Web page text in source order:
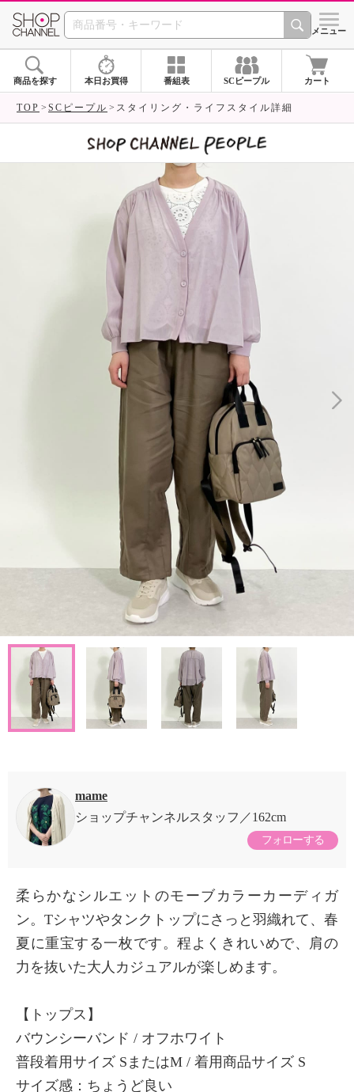
SHOP CHANNEL シメニュー
商品を探す 本日お買得 番組表 SCピープル カート
TOP SCピープル スタイリング・ライフスタイル詳細
mame
ショップチャンネルスタッフ
162cm
フォローする
柔らかなシルエットのモーブカラーカーディガ
ン。Tシャツやタンクトップにさっと羽織れて、春
夏に重宝する一枚です。程よくきれいめで、肩の
力を抜いた大人カジュアルが楽しめます。
【トップス】
バウンシーバンド / オフホワイト
普段着用サイズ SまたはM / 着用商品サイズ S
サイズ感：ちょうど良い